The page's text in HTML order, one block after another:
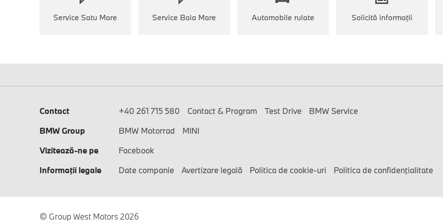
Service Satu Mare Service Baia Mare Automobile rulate Solicită informaţii
Contact +40 261 715 580 Contact & Program Test Drive
BMW Service
BMW Group
BMW Motorrad
MINI
Vizitează-ne pe
Facebook
Informaţii legale
Date companie Avertizare legală Politica de cookie-uri Politica de confidenţialitate
© Group West Motors 2026